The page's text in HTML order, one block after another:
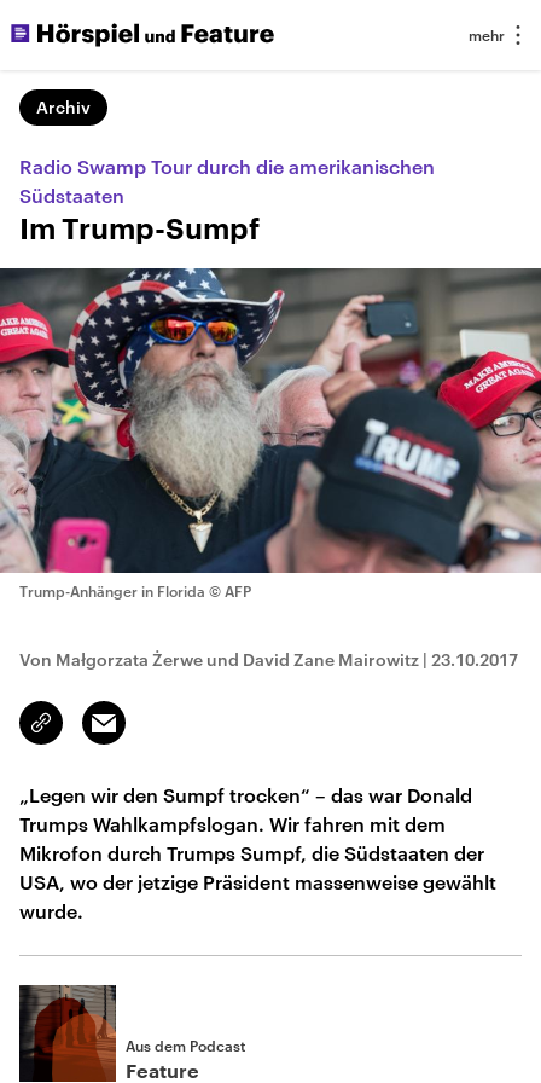
Archiv
Radio Swamp Tour durch die amerikanischen
Südstaaten
Im Trump-Sumpf
Trump-Anhänger in Florida © AFP
Von Małgorzata Żerwe und David Zane Mairowitz | 23.10.2017
Link
kopieren/teilen
Email
„Legen wir den Sumpf trocken“ – das war Donald
Trumps Wahlkampfslogan. Wir fahren mit dem
Mikrofon durch Trumps Sumpf, die Südstaaten der
USA, wo der jetzige Präsident massenweise gewählt
wurde.
Aus dem Podcast
Feature